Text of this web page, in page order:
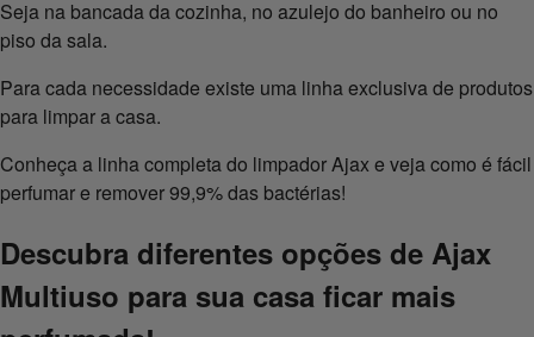
Seja na bancada da cozinha, no azulejo do banheiro ou no
piso da sala.
Para cada necessidade existe uma linha exclusiva de produtos
para limpar a casa.
Conheça a linha completa do limpador Ajax e veja como é fácil
perfumar e remover 99,9% das bactérias!
Descubra diferentes opções de Ajax
Multiuso para sua casa ficar mais